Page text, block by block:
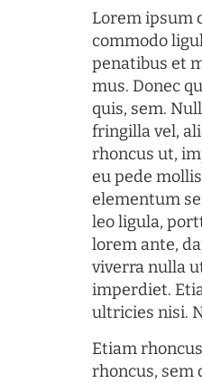
Lorem ipsum
commodo
penatibus et
mus. Donec
quis, sem.
fringilla vel,
rhoncus ut,
eu pede
elementum
leo ligula,
lorem ante,
viverra nulla
imperdiet.
ultricies nisi.
Etiam
rhoncus, sem